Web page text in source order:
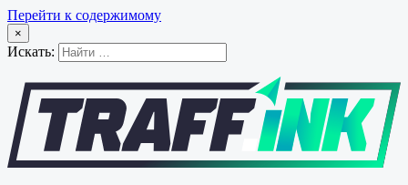
Перейти к содержимому
×
Искать: